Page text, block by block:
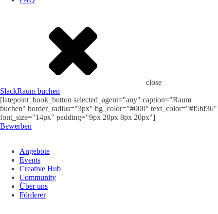
close
SlackRaum buchen
[latepoint_book_button selected_agent="any" caption="Raum
buchen" border_radius="3px" bg_color="#000" text_color="#f5bf36"
font_size="14px" padding="9px 20px 8px 20px"]
Bewerben
Angebote
Events
Creative Hub
Community
Über uns
Förderer